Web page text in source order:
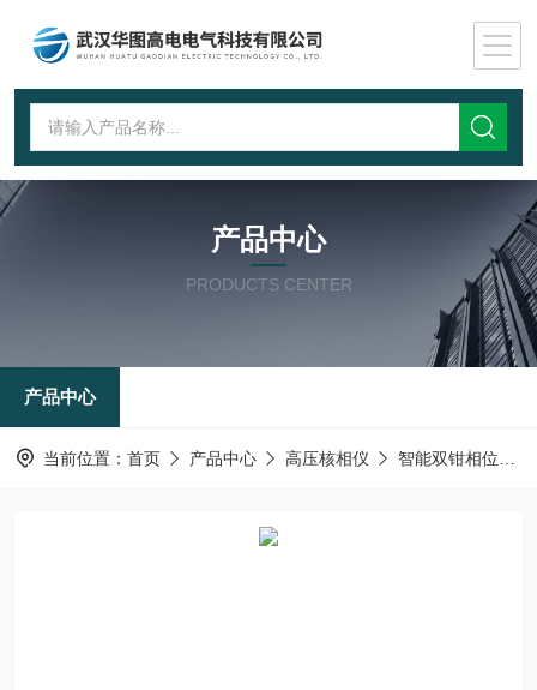
产品中心
PRODUCTS CENTER
产品中心
当前位置： 首页 产品中心 高压核相仪 智能双钳相位伏安表